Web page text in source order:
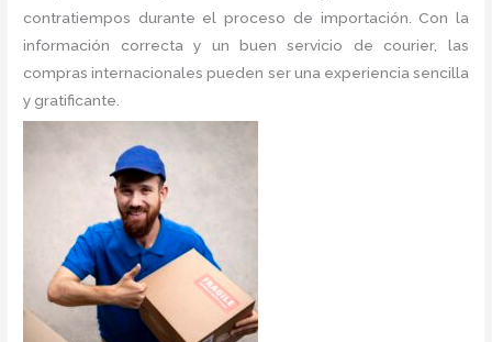
contratiempos durante el proceso de importación. Con la
información correcta y un buen servicio de courier, las
compras internacionales pueden ser una experiencia sencilla
y gratificante.